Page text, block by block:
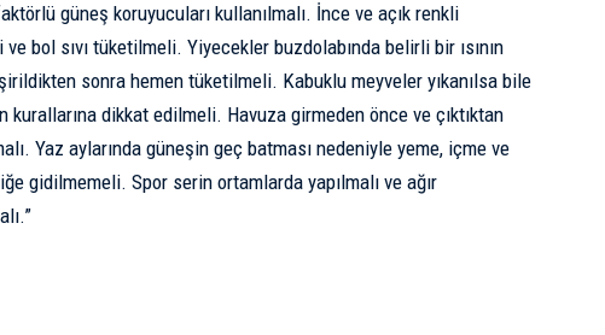
güneş koruyucuları kullanılmalı. İnce ve açık renkli
bol sıvı tüketilmeli. Yiyecekler buzdolabında belirli bir ısının
sonra hemen tüketilmeli. Kabuklu meyveler yıkanılsa bile
kurallarına dikkat edilmeli. Havuza girmeden önce ve çıktıktan
Yaz aylarında güneşin geç batması nedeniyle yeme, içme ve
gidilmemeli. Spor serin ortamlarda yapılmalı ve ağır